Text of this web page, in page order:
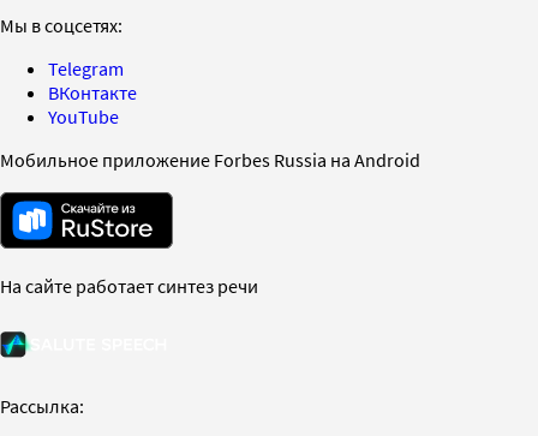
Мы в соцсетях:
Telegram
ВКонтакте
YouTube
Мобильное приложение Forbes Russia на Android
На сайте работает синтез речи
Рассылка: